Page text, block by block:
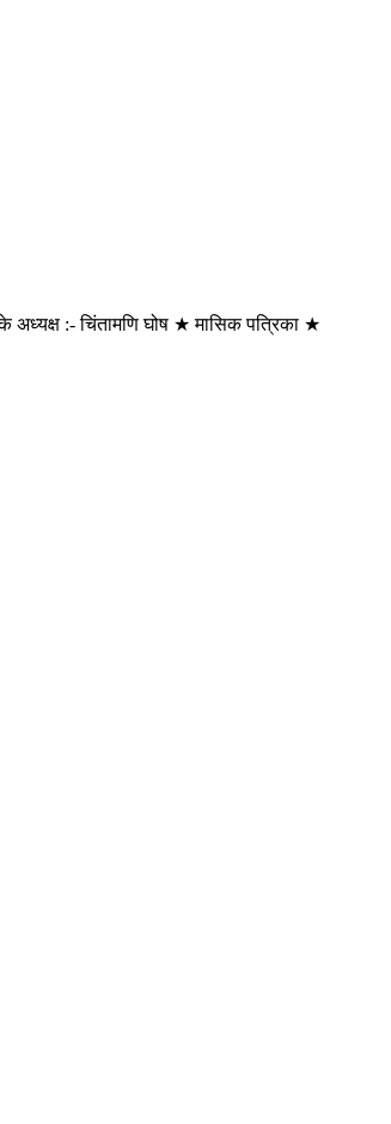
अध्यक्ष :- चिंतामणि घोष ★ मासिक पत्रिका ★